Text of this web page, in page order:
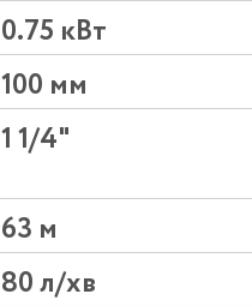
0.75 кВт
100 мм
1 1/4"
63 м
80 л/хв